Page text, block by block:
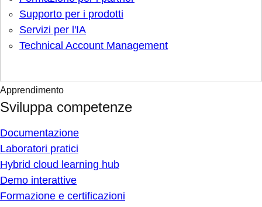
Supporto per i prodotti
Servizi per l'IA
Technical Account Management
Apprendimento
Sviluppa competenze
Documentazione
Laboratori pratici
Hybrid cloud learning hub
Demo interattive
Formazione e certificazioni